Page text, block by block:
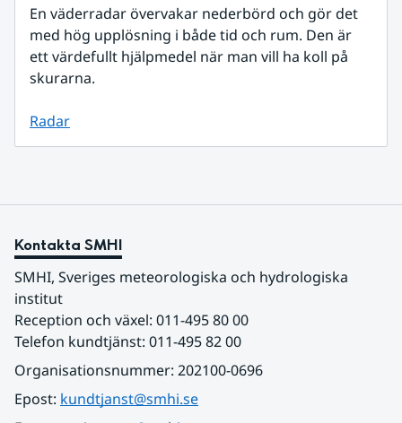
En väderradar övervakar nederbörd och gör det
med hög upplösning i både tid och rum. Den är
ett värdefullt hjälpmedel när man vill ha koll på
skurarna.
Radar
Kontakta SMHI
SMHI, Sveriges meteorologiska och hydrologiska
institut
Reception och växel: 011-495 80 00
Telefon kundtjänst: 011-495 82 00
Organisationsnummer: 202100-0696
Epost: kundtjanst@smhi.se